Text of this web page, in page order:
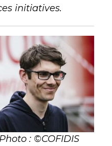
initiatives.
Photo : ©COFIDIS